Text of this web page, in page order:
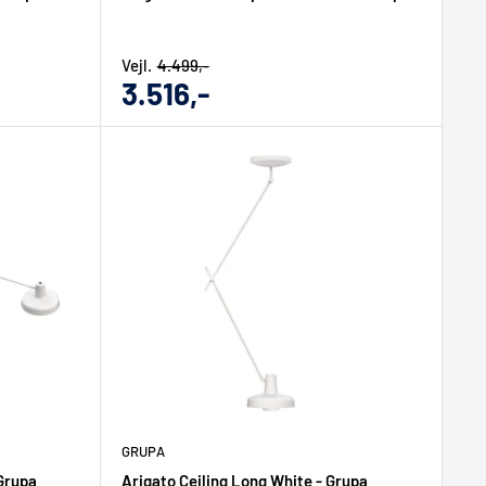
Udsalgs
pris
3.516,-
Vejl. 4.499,-
GRUPA
Arigato Ceiling Long White - Grupa